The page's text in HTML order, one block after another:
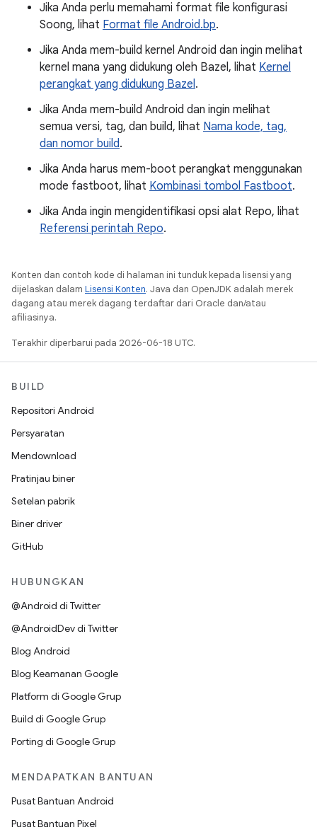
Jika Anda perlu memahami format file konfigurasi
Soong, lihat Format file Android.bp.
Jika Anda mem-build kernel Android dan ingin melihat
kernel mana yang didukung oleh Bazel, lihat Kernel
perangkat yang didukung Bazel.
Jika Anda mem-build Android dan ingin melihat
semua versi, tag, dan build, lihat Nama kode, tag,
dan nomor build.
Jika Anda harus mem-boot perangkat menggunakan
mode fastboot, lihat Kombinasi tombol Fastboot.
Jika Anda ingin mengidentifikasi opsi alat Repo, lihat
Referensi perintah Repo.
Konten dan contoh kode di halaman ini tunduk kepada lisensi yang
dijelaskan dalam Lisensi Konten. Java dan OpenJDK adalah merek
dagang atau merek dagang terdaftar dari Oracle dan/atau
afiliasinya.
Terakhir diperbarui pada 2026-06-18 UTC.
BUILD
Repositori Android
Persyaratan
Mendownload
Pratinjau biner
Setelan pabrik
Biner driver
GitHub
HUBUNGKAN
@Android di Twitter
@AndroidDev di Twitter
Blog Android
Blog Keamanan Google
Platform di Google Grup
Build di Google Grup
Porting di Google Grup
MENDAPATKAN BANTUAN
Pusat Bantuan Android
Pusat Bantuan Pixel